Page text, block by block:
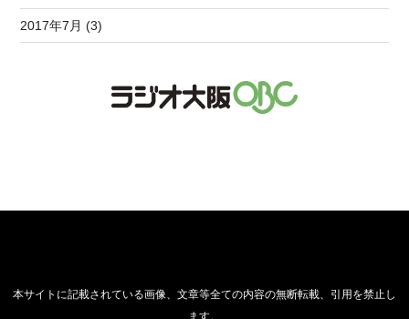
2017年7月 (3)
本サイトに記載されている画像、文章等全ての内容の無断転載、引用を禁止し
ます。